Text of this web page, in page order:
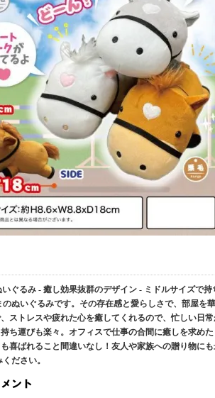
ぐるみ - 癒し効果抜群のデザイン - ミドルサイズで持
ぬいぐるみです。その存在感と愛らしさで、部屋を華
ストレスや疲れた心を癒してくれるので、忙しい日
ち運びも楽々。オフィスで仕事の合間に癒しを求めた
喜ばれること間違いなし！友人や家族への贈り物に
ださい。